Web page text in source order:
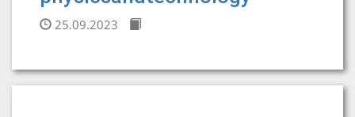
25.09.2023